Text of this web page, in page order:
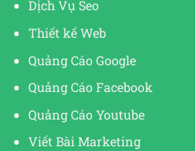
Dịch Vụ Seo
Thiết kế Web
Quảng Cáo Google
Quảng Cáo Facebook
Quảng Cáo Youtube
Viết Bài Marketing